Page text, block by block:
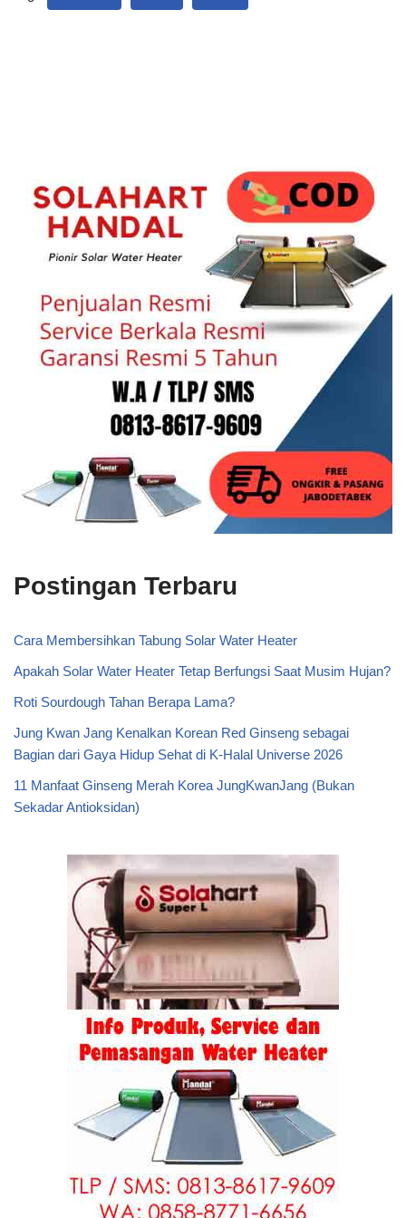
Postingan Terbaru
Cara Membersihkan Tabung Solar Water Heater
Apakah Solar Water Heater Tetap Berfungsi Saat Musim Hujan?
Roti Sourdough Tahan Berapa Lama?
Jung Kwan Jang Kenalkan Korean Red Ginseng sebagai
Bagian dari Gaya Hidup Sehat di K-Halal Universe 2026
11 Manfaat Ginseng Merah Korea JungKwanJang (Bukan
Sekadar Antioksidan)